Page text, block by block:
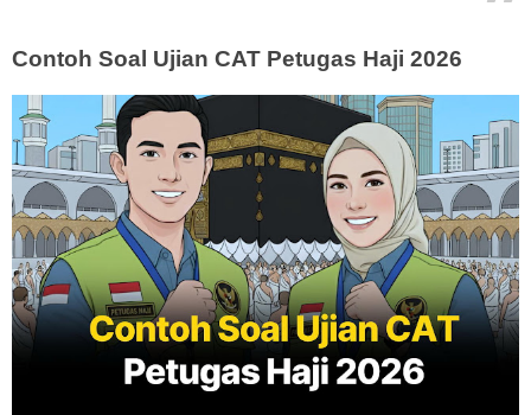
Contoh Soal Ujian CAT Petugas Haji 2026